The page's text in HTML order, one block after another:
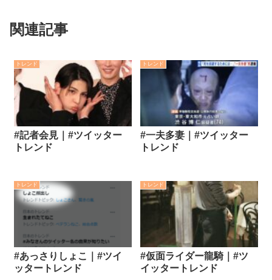
関連記事
トレンド
#記者会見｜#ツイッター
トレンド
トレンド
#一夫多妻｜#ツイッター
トレンド
トレンド
#あっさりしょこ｜#ツイ
ッタートレンド
トレンド
#仮面ライダー龍騎｜#ツ
イッタートレンド